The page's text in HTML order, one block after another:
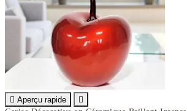
 Aperçu rapide
